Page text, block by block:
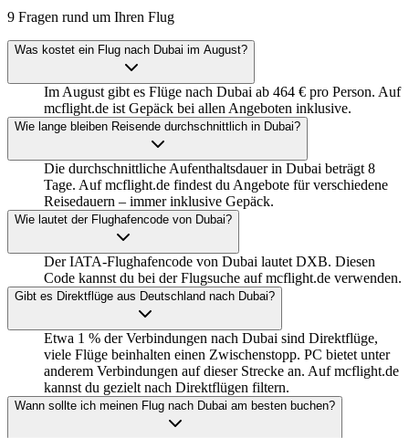
9 Fragen rund um Ihren Flug
Was kostet ein Flug nach Dubai im August?
Im August gibt es Flüge nach Dubai ab 464 € pro Person. Auf
mcflight.de ist Gepäck bei allen Angeboten inklusive.
Wie lange bleiben Reisende durchschnittlich in Dubai?
Die durchschnittliche Aufenthaltsdauer in Dubai beträgt 8
Tage. Auf mcflight.de findest du Angebote für verschiedene
Reisedauern – immer inklusive Gepäck.
Wie lautet der Flughafencode von Dubai?
Der IATA-Flughafencode von Dubai lautet DXB. Diesen
Code kannst du bei der Flugsuche auf mcflight.de verwenden.
Gibt es Direktflüge aus Deutschland nach Dubai?
Etwa 1 % der Verbindungen nach Dubai sind Direktflüge,
viele Flüge beinhalten einen Zwischenstopp. PC bietet unter
anderem Verbindungen auf dieser Strecke an. Auf mcflight.de
kannst du gezielt nach Direktflügen filtern.
Wann sollte ich meinen Flug nach Dubai am besten buchen?